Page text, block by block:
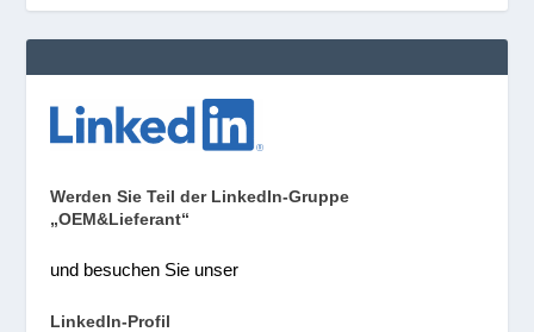
Werden Sie Teil der LinkedIn-Gruppe
„OEM&Lieferant“
und besuchen Sie unser
LinkedIn-Profil